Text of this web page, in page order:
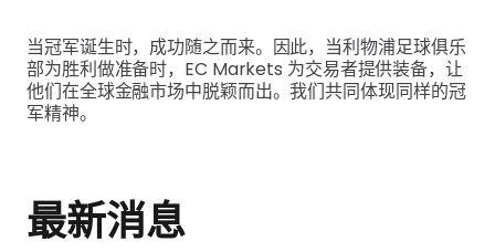
当冠军诞生时，成功随之而来。因此，当利物浦足球俱乐
部为胜利做准备时，EC Markets 为交易者提供装备，让
他们在全球金融市场中脱颖而出。我们共同体现同样的冠
军精神。
最新消息